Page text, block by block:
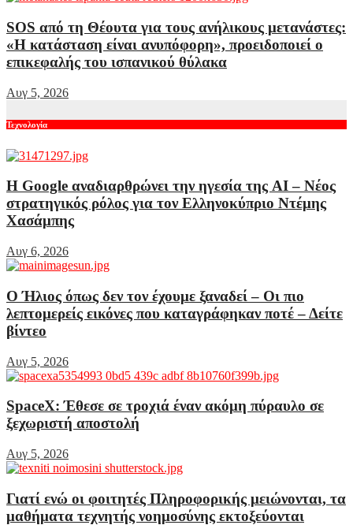
SOS από τη Θέουτα για τους ανήλικους μετανάστες:
«Η κατάσταση είναι ανυπόφορη», προειδοποιεί ο
επικεφαλής του ισπανικού θύλακα
Αυγ 5, 2026
Τεχνολογία
Η Google αναδιαρθρώνει την ηγεσία της AI – Νέος
στρατηγικός ρόλος για τον Ελληνοκύπριο Ντέμης
Χασάμπης
Αυγ 6, 2026
Ο Ήλιος όπως δεν τον έχουμε ξαναδεί – Οι πιο
λεπτομερείς εικόνες που καταγράφηκαν ποτέ – Δείτε
βίντεο
Αυγ 5, 2026
SpaceX: Έθεσε σε τροχιά έναν ακόμη πύραυλο σε
ξεχωριστή αποστολή
Αυγ 5, 2026
Γιατί ενώ οι φοιτητές Πληροφορικής μειώνονται, τα
μαθήματα τεχνητής νοημοσύνης εκτοξεύονται